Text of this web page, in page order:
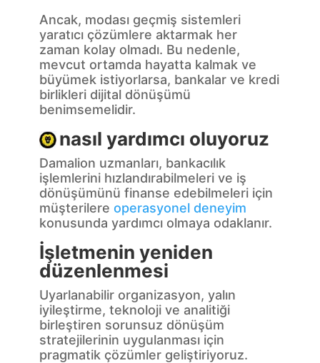
Ancak, modası geçmiş sistemleri
yaratıcı çözümlere aktarmak her
zaman kolay olmadı. Bu nedenle,
mevcut ortamda hayatta kalmak ve
büyümek istiyorlarsa, bankalar ve kredi
birlikleri dijital dönüşümü
benimsemelidir.
nasıl yardımcı oluyoruz
Damalion uzmanları, bankacılık
işlemlerini hızlandırabilmeleri ve iş
dönüşümünü finanse edebilmeleri için
müşterilere operasyonel deneyim
konusunda yardımcı olmaya odaklanır.
İşletmenin yeniden
düzenlenmesi
Uyarlanabilir organizasyon, yalın
iyileştirme, teknoloji ve analitiği
birleştiren sorunsuz dönüşüm
stratejilerinin uygulanması için
pragmatik çözümler geliştiriyoruz.